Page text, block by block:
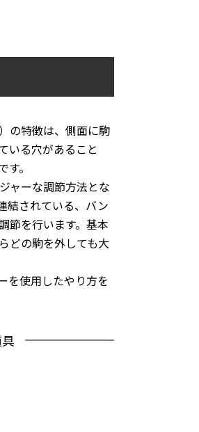
の特徴は、側面に駒
いる穴があること
。
ャーな調節方法とな
結されている、バン
節を行います。基本
どの駒を外しても大
を使用したやり方を